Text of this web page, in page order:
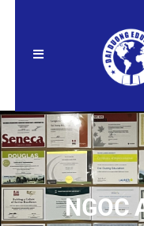
NGOC